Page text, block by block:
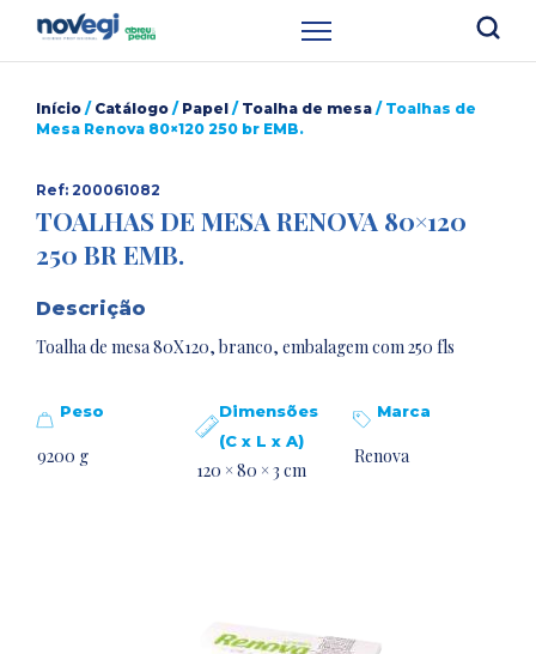
Início / Catálogo / Papel / Toalha de mesa / Toalhas de
Mesa Renova 80×120 250 br EMB.
Ref: 200061082
TOALHAS DE MESA RENOVA 80×120
250 BR EMB.
Descrição
Toalha de mesa 80X120, branco, embalagem com 250 fls
Peso
9200 g
Dimensões
(C x L x A)
120 × 80 × 3 cm
Marca
Renova